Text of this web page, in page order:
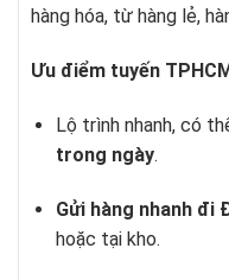
hàng hóa, từ hàng lẻ,
Ưu điểm tuyến
Lộ trình nhanh, có
trong ngày.
Gửi hàng nhanh đi
hoặc tại kho.